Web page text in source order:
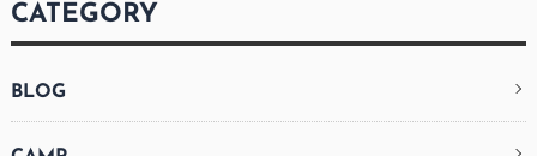
CATEGORY
BLOG